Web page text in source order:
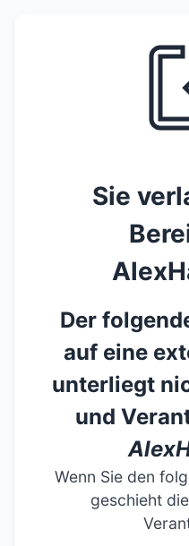
Sie
Der
auf eine
unterliegt
und
Wenn Sie den
geschieht